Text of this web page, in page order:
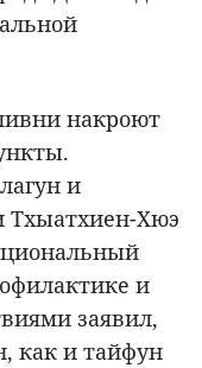
накроют
и
Тхыатхиен-Хюэ
и
заявил,
как и тайфун